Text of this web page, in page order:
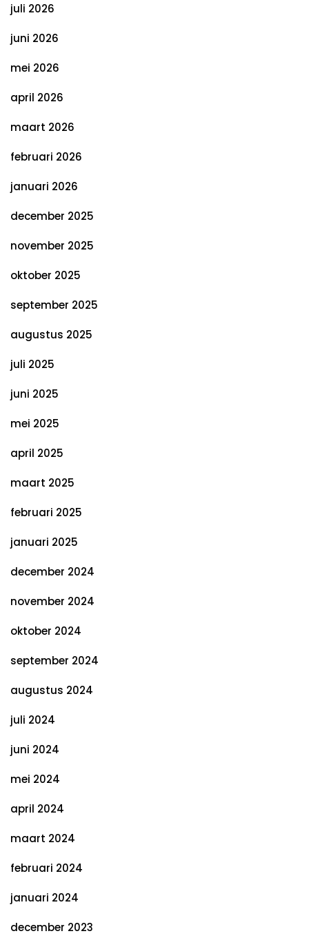
juli 2026
juni 2026
mei 2026
april 2026
maart 2026
februari 2026
januari 2026
december 2025
november 2025
oktober 2025
september 2025
augustus 2025
juli 2025
juni 2025
mei 2025
april 2025
maart 2025
februari 2025
januari 2025
december 2024
november 2024
oktober 2024
september 2024
augustus 2024
juli 2024
juni 2024
mei 2024
april 2024
maart 2024
februari 2024
januari 2024
december 2023